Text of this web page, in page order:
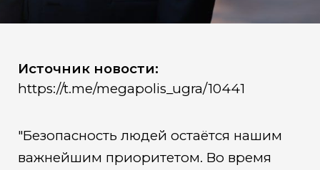
Источник новости:
https://t.me/megapolis_ugra/10441
"Безопасность людей остаëтся нашим
важнейшим приоритетом. Во время